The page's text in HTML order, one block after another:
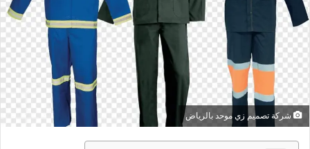
شركة تصميم زي موحد بالرياض